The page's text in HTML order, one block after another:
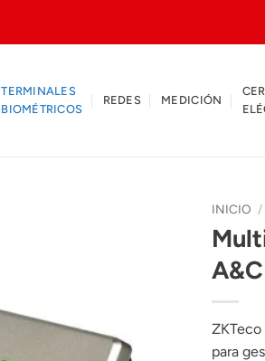
TERMINALES
BIOMÉTRICOS
REDES MEDICIÓN
INICIO /
para